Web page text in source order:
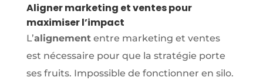
Aligner marketing et ventes pour
maximiser l’impact
L’alignemententre marketing et ventes
est nécessaire pour que la stratégie porte
ses fruits. Impossible de fonctionner en silo.